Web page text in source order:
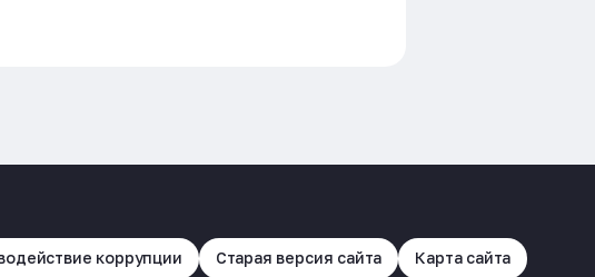
коррупции Старая версия сайта Карта сайта